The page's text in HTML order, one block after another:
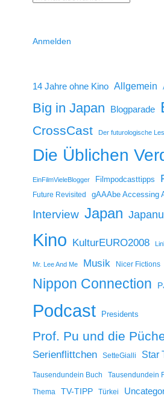
Anmelden
14 Jahre ohne Kino Allgemein
Big in Japan Blogparade
CrossCast Der futurologische
Die Üblichen
EinFilmVieleBlogger Filmpodcasttipps
Future Revisited
gAAAbe Accessing
Interview Japan
Kino KulturEURO2008
Mr. Lee And Me Musik Nicer Fictions
Nippon Connection
Podcast Presidents
Prof. Pu und die
Serienflittchen SetteGialli Star
Tausendundein Buch Tausendundein
Thema TV-TIPP Türkei